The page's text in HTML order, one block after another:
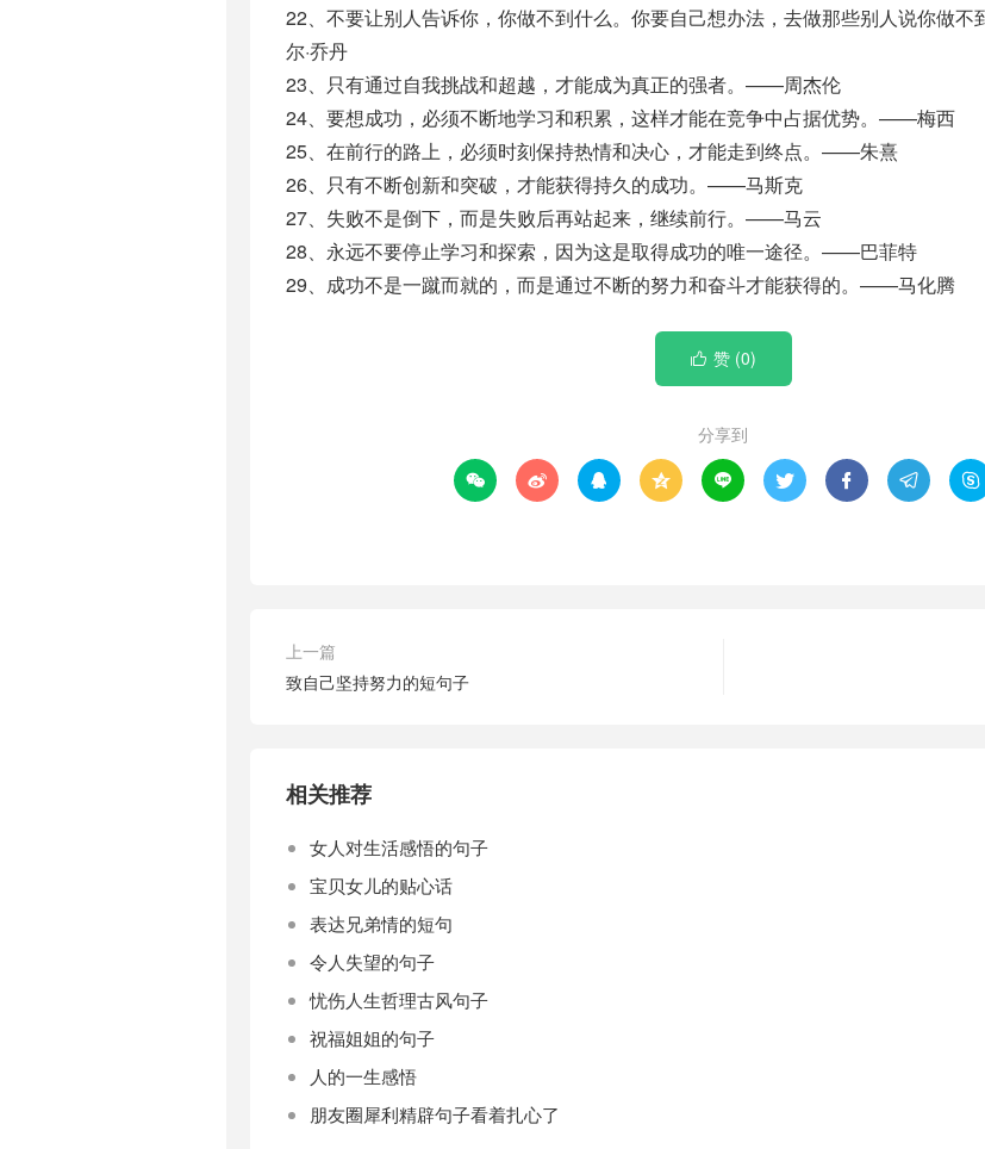
22、不要让别人告诉你，你做不到什么。你要自己想办法，去做那些别人说你做
尔·乔丹
23、只有通过自我挑战和超越，才能成为真正的强者。——周杰伦
24、要想成功，必须不断地学习和积累，这样才能在竞争中占据优势。——梅西
25、在前行的路上，必须时刻保持热情和决心，才能走到终点。——朱熹
26、只有不断创新和突破，才能获得持久的成功。——马斯克
27、失败不是倒下，而是失败后再站起来，继续前行。——马云
28、永远不要停止学习和探索，因为这是取得成功的唯一途径。——巴菲特
29、成功不是一蹴而就的，而是通过不断的努力和奋斗才能获得的。——马化腾
 赞 (0)
分享到
        
上一篇
致自己坚持努力的短句子
相关推荐
女人对生活感悟的句子
宝贝女儿的贴心话
表达兄弟情的短句
令人失望的句子
忧伤人生哲理古风句子
祝福姐姐的句子
人的一生感悟
朋友圈犀利精辟句子看着扎心了